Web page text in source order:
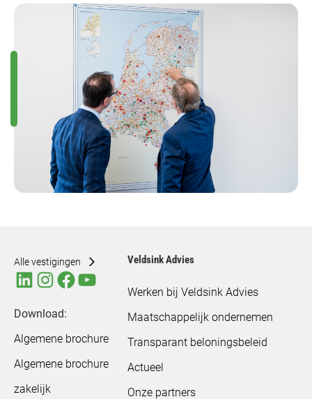
Alle vestigingen
Download:
Algemene brochure
Algemene brochure
zakelijk
Veldsink Advies
Werken bij Veldsink Advies
Maatschappelijk ondernemen
Transparant beloningsbeleid
Actueel
Onze partners